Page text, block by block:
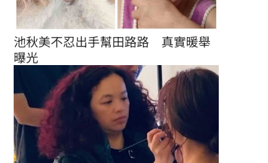
池秋美不忍出手幫田路路　真實暖舉
曝光